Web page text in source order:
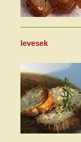
levesek